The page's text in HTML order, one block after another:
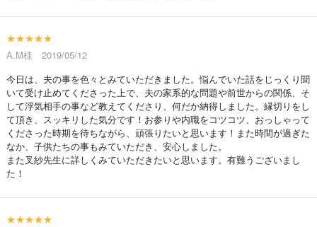
★★★★★
A.M様 2019/05/12
今日は、夫の事を色々とみていただきました。悩んでいた話をじっくり聞
いて受け止めてくださった上で、夫の家系的な問題や前世からの関係、そ
して浮気相手の事など教えてくださり、何だか納得しました。縁切りをし
て頂き、スッキリした気分です！お参りや内職をコツコツ、おっしゃって
くださった時期を待ちながら、頑張りたいと思います！また時間が過ぎた
なか、子供たちの事もみていただき、安心しました。
また叉紗先生に詳しくみていただきたいと思います。有難うございまし
た！
★★★★★